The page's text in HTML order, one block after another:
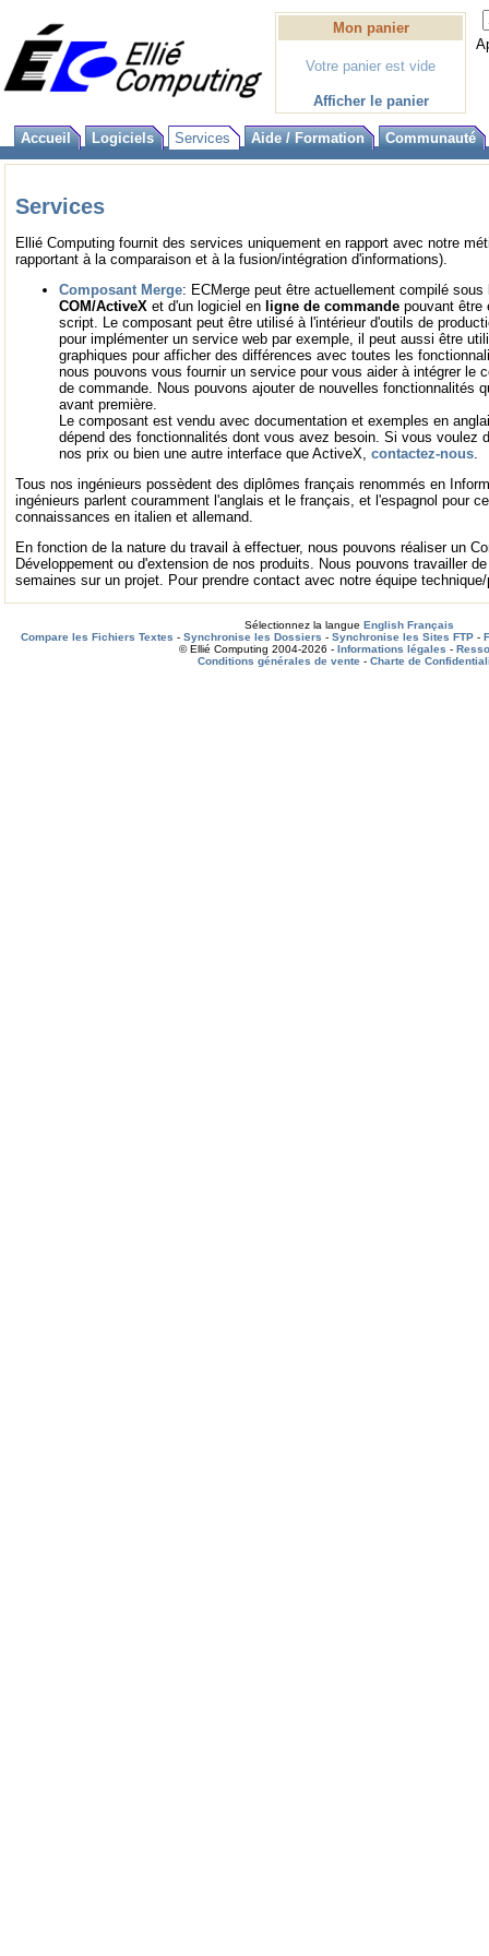
Mon panier
Votre panier est vide
Afficher le panier
Accueil Logiciels Services Aide / Formation Communauté
Services
Ellié Computing fournit des services uniquement en rapport avec notre
rapportant à la comparaison et à la fusion/intégration d'informations).
Composant Merge: ECMerge peut être actuellement compilé
COM/ActiveX et d'un logiciel en ligne de commande pouvant être
script. Le composant peut être utilisé à l'intérieur d'outils de
pour implémenter un service web par exemple, il peut aussi être
graphiques pour afficher des différences avec toutes les
nous pouvons vous fournir un service pour vous aider à intégrer le
de commande. Nous pouvons ajouter de nouvelles fonctionnalités
avant première.
Le composant est vendu avec documentation et exemples en
dépend des fonctionnalités dont vous avez besoin. Si vous voulez
nos prix ou bien une autre interface que ActiveX, contactez-nous
Tous nos ingénieurs possèdent des diplômes français renommés en
ingénieurs parlent couramment l'anglais et le français, et l'espagnol pour
connaissances en italien et allemand.
En fonction de la nature du travail à effectuer, nous pouvons réaliser un
Développement ou d'extension de nos produits. Nous pouvons travailler
semaines sur un projet. Pour prendre contact avec notre équipe
Sélectionnez la langue English Français
Compare les Fichiers Textes - Synchronise les Dossiers - Synchronise les Sites FTP -
© Ellié Computing 2004-2026 - Informations légales -
Conditions générales de vente - Charte de